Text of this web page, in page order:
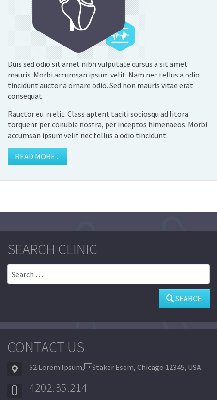
Duis sed odio sit amet nibh vulputate cursus a sit amet
mauris. Morbi accumsan ipsum velit. Nam nec tellus a odio
tincidunt auctor a ornare odio. Sed non mauris vitae erat
consequat.
Rauctor eu in elit. Class aptent taciti sociosqu ad litora
torquent per conubia nostra, per inceptos himenaeos. Morbi
accumsan ipsum velit nec tellus a odio tincidunt.
READ MORE...
SEARCH CLINIC
Search
SEARCH
CONTACT US
52 Lorem Ipsum,Staker Esem, Chicago 12345, USA
4202.35.214